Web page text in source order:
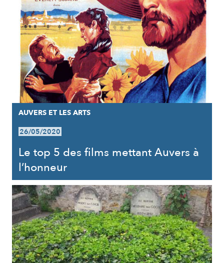
AUVERS ET LES ARTS
26/05/2020
Le top 5 des films mettant Auvers à
l’honneur